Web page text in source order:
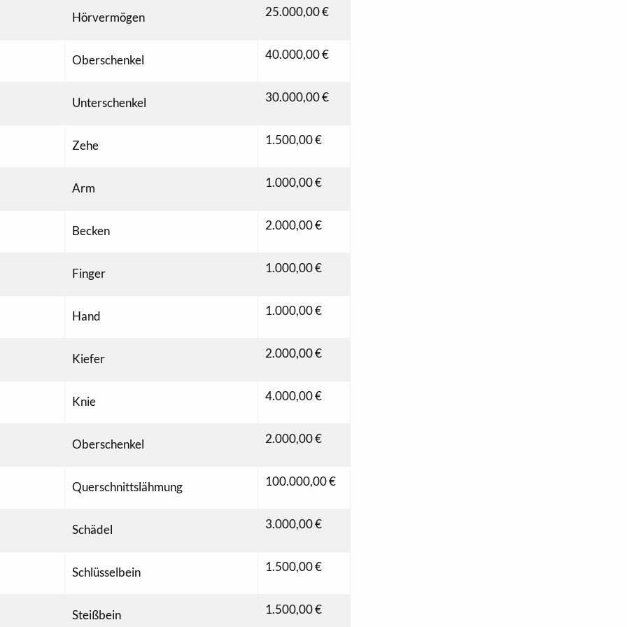
Hörvermögen 25.000,00 €
Oberschenkel 40.000,00 €
Unterschenkel 30.000,00 €
Zehe 1.500,00 €
Arm 1.000,00 €
Becken 2.000,00 €
Finger 1.000,00 €
Hand 1.000,00 €
Kiefer 2.000,00 €
Knie 4.000,00 €
Oberschenkel 2.000,00 €
Querschnittslähmung 100.000,00 €
Schädel 3.000,00 €
Schlüsselbein 1.500,00 €
Steißbein 1.500,00 €